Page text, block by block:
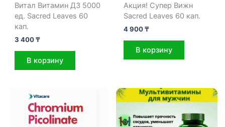
Витал Витамин Д3 5000
ед. Sacred Leaves 60
кап.
3 400₸
В корзину
Акция! Супер Вижн
Sacred Leaves 60 кап.
4 900₸
В корзину